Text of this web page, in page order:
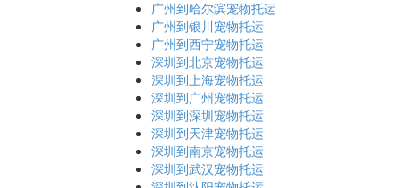
广州到哈尔滨宠物托运
广州到银川宠物托运
广州到西宁宠物托运
深圳到北京宠物托运
深圳到上海宠物托运
深圳到广州宠物托运
深圳到深圳宠物托运
深圳到天津宠物托运
深圳到南京宠物托运
深圳到武汉宠物托运